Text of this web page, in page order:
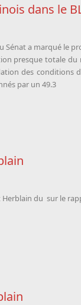
dans le
a marqué le
presque totale
des
par un 49.3
du sur le